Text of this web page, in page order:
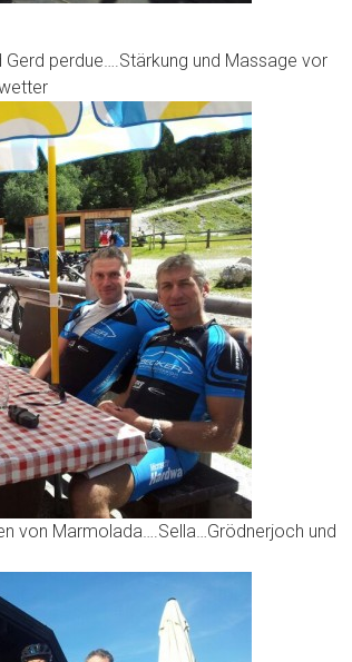
perdue….Stärkung und Massage vor
von Marmolada….Sella…Grödnerjoch und